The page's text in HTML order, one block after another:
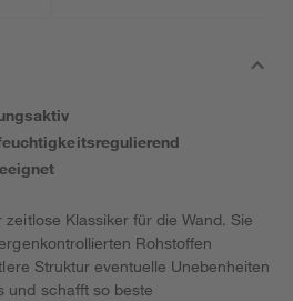
Klassiker für die Wand. Sie
Rohstoffen
Struktur eventuelle Unebenheiten
und schafft so beste